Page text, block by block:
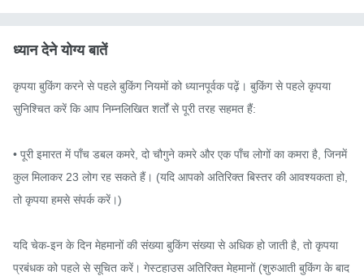
ध्यान देने योग्य बातें
कृपया बुकिंग करने से पहले बुकिंग नियमों को ध्यानपूर्वक पढ़ें। बुकिंग से पहले कृपया
सुनिश्चित करें कि आप निम्नलिखित शर्तों से पूरी तरह सहमत हैं:
• पूरी इमारत में पाँच डबल कमरे, दो चौगुने कमरे और एक पाँच लोगों का कमरा है, जिनमें
कुल मिलाकर 23 लोग रह सकते हैं। (यदि आपको अतिरिक्त बिस्तर की आवश्यकता हो,
तो कृपया हमसे संपर्क करें।)
यदि चेक-इन के दिन मेहमानों की संख्या बुकिंग संख्या से अधिक हो जाती है, तो कृपया
प्रबंधक को पहले से सूचित करें। गेस्टहाउस अतिरिक्त मेहमानों (शुरुआती बुकिंग के बाद